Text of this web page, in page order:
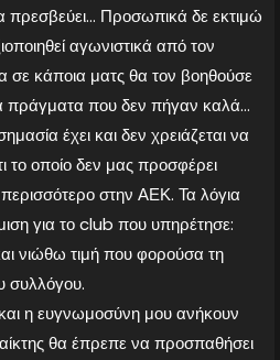
Προσωπικά δε εκτιμώ
αγωνιστικά από τον
σε κάποια ματς θα τον βοηθούσε
πράγματα που δεν πήγαν καλά…
έχει και δεν χρειάζεται να
το οποίο δεν μας προσφέρει
στην ΑΕΚ. Τα λόγια
για το club που υπηρέτησε:
νιώθω τιμή που φορούσα τη
συλλόγου.
η ευγνωμοσύνη μου ανήκουν
θα έπρεπε να προσπαθήσει